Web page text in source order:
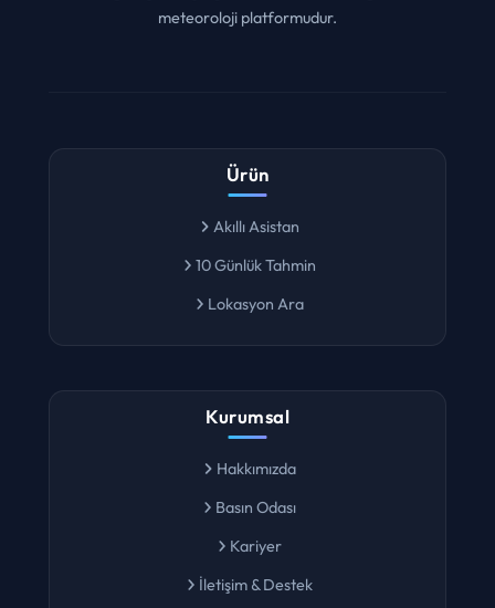
zenginleştirilmiş, uçtan uca interaktif bir global
Ürün
Kurumsal